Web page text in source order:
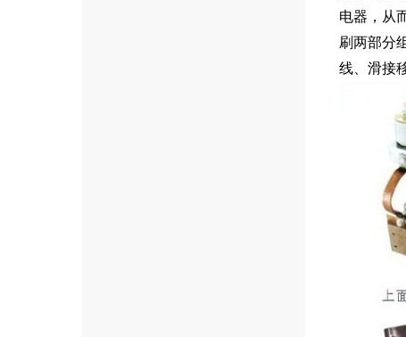
电器，从
刷两部分
线、滑接